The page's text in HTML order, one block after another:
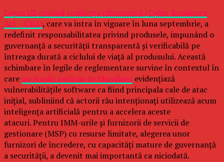
Legea UE privind reziliența cibernetică (Cyber Resilience
Act – CRA), care va intra în vigoare în luna septembrie, a
redefinit responsabilitatea privind produsele, impunând o
guvernanță a securității transparentă și verificabilă pe
întreaga durată a ciclului de viață al produsului. Această
schimbare în legile de reglementare survine în contextul în
careun studiu realizat de Mandiant evidențiază
vulnerabilitățile software ca fiind principala cale de atac
inițial, subliniind că actorii rău intenționați utilizează acum
inteligența artificială pentru a accelera aceste
atacuri. Pentru IMM-urile și furnizorii de servicii de
gestionare (MSP) cu resurse limitate, alegerea unor
furnizori de încredere, cu capacități mature de guvernanță
a securității, a devenit mai importantă ca niciodată.